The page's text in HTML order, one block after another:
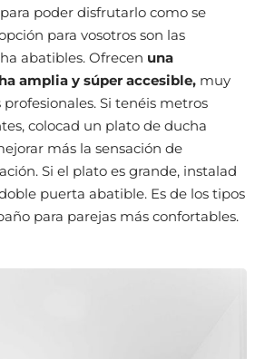
poder disfrutarlo como se
para vosotros son las
abatibles. Ofrecen una
amplia y súper accesible, muy
Si tenéis metros
colocad un plato de ducha
más la sensación de
Si el plato es grande, instalad
puerta abatible. Es de los tipos
para parejas más confortables.